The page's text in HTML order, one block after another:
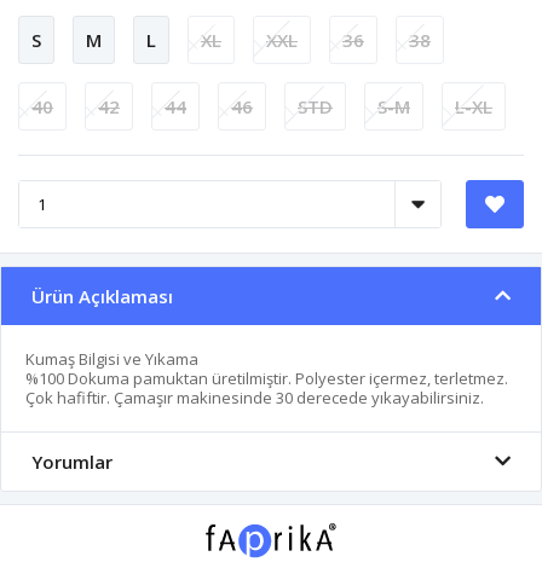
S M L XL XXL 36 38
40 42 44 46 STD S-M L-XL
Ürün Açıklaması
Kumaş Bilgisi ve Yıkama
%100 Dokuma pamuktan üretilmiştir. Polyester içermez, terletmez.
Çok hafiftir. Çamaşır makinesinde 30 derecede yıkayabilirsiniz.
Yorumlar